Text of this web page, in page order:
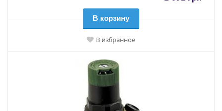
В корзину
В избранное